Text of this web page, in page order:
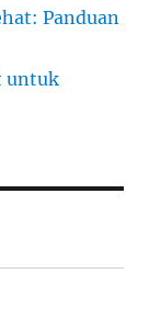
Panduan
untuk